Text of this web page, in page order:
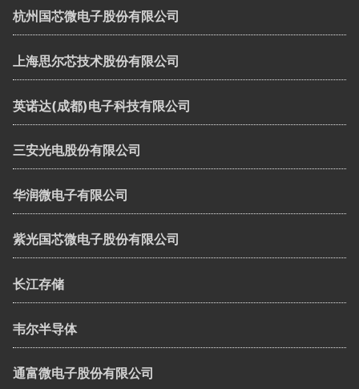
杭州国芯微电子股份有限公司
上海思尔芯技术股份有限公司
英诺达(成都)电子科技有限公司
三安光电股份有限公司
华润微电子有限公司
紫光国芯微电子股份有限公司
长江存储
韦尔半导体
通富微电子股份有限公司